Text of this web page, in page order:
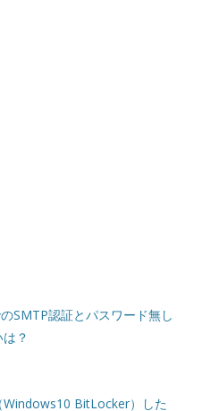
SMTP認証とパスワード無し
？
Windows10 BitLocker）した